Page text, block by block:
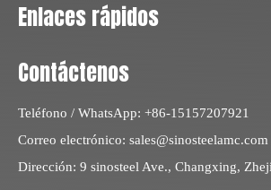
Enlaces rápidos
Contáctenos
Teléfono / WhatsApp: +86-15157207921
Correo electrónico: sales@sinosteelamc.com
Dirección: 9 sinosteel Ave., Changxing,